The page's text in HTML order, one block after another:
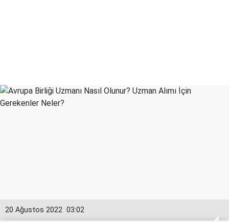
03:02
20 Ağustos 2022